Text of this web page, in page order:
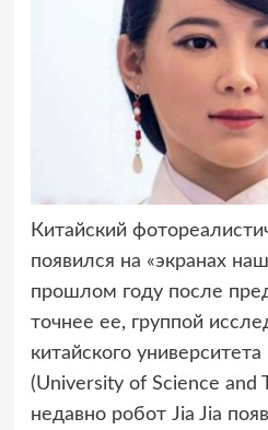
Китайский
появился на «экранах
прошлом году после
точнее ее, группой
китайского
(University of Science and
недавно робот Jia Jia